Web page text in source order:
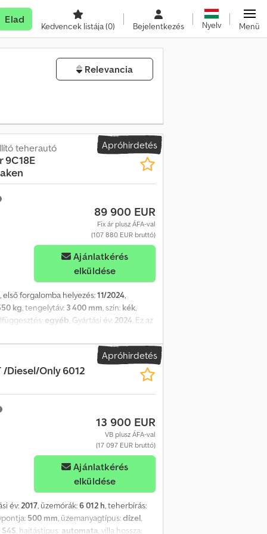
Elad
Kedvencek listája(0) Bejelentkezés Nyelv Menü
Relevancia
Apróhirdetés
teherautó
9C18E
89 900 EUR
Fix ár plusz ÁFA-val
(107 880 EUR bruttó)
Ajánlatkérés
elküldése
, első forgalomba helyezés:11/2024,
kg , tengelytáv: 3 400 mm , szín: kék
egyéb , Gyártási év: 2024 , Ez az
Idegen valuta megadása esetén az
Tengelyképlet: 4x2, szimpla fülke,
visszapillantó tükör, tolatójelző,
Apróhirdetés
/Diesel/Only 6012
13 900 EUR
VB plusz ÁFA-val
(17 097 EUR bruttó)
Ajánlatkérés
elküldése
év:2017, üzemórák:6 012 h, teherbírás:
500 mm, üzemanyagtípus:dízel,
, hajtástípus: automata, villa hossza: